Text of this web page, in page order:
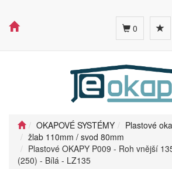
0
OKAPOVÉ SYSTÉMY Plastové
žlab 110mm / svod 80mm
Plastové OKAPY P009 - Roh vnější
(250) - Bílá - LZ135